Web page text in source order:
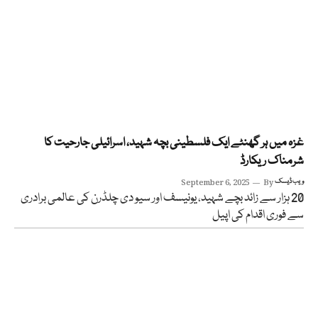
غزہ میں ہر گھنٹے ایک فلسطینی بچہ شہید، اسرائیلی جارحیت کا
شرمناک ریکارڈ
September 6, 2025 Byویب ڈیسک
20 ہزار سے زائد بچے شہید، یونیسف اور سیو دی چلڈرن کی عالمی برادری
سے فوری اقدام کی اپیل